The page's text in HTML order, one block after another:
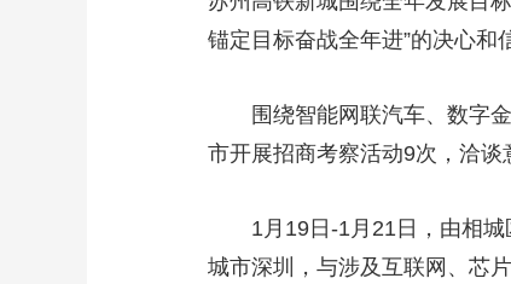
锚定目标奋战全年进”的决心和
围绕智能网联汽车、数字金
市开展招商考察活动9次，洽谈
1月19日-1月21日，由相城
城市深圳，与涉及互联网、芯